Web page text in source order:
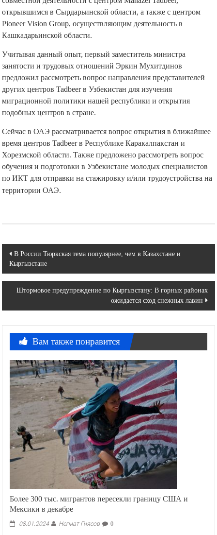
открывшимся в Сырдарьинской области, а также с центром
Pioneer Vision Group, осуществляющим деятельность в
Кашкадарьинской области.
Учитывая данный опыт, первый заместитель министра
занятости и трудовых отношений Эркин Мухитдинов
предложил рассмотреть вопрос направления представителей
других центров Tadbeer в Узбекистан для изучения
миграционной политики нашей республики и открытия
подобных центров в стране.
Сейчас в ОАЭ рассматривается вопрос открытия в ближайшее
время центров Tadbeer в Республике Каракалпакстан и
Хорезмской области. Также предложено рассмотреть вопрос
обучения и подготовки в Узбекистане молодых специалистов
по ИКТ для отправки на стажировку и/или трудоустройства на
территории ОАЭ.
Навигация
по
записям
В России Тюркская тема популярнее, чем в Казахстане и
Кыргызстане
Штормовое предупреждение по Кыргызстану: В горных районах
ожидается сход снежных лавин
Вам также понравится
Более 300 тыс. мигрантов пересекли границу США и
Мексики в декабре
08.01.2024 Негмат Гиясов 0